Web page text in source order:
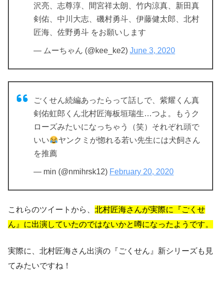
沢亮、志尊淳、間宮祥太朗、竹内涼真、新田真
剣佑、中川大志、磯村勇斗、伊藤健太郎、北村
匠海、佐野勇斗 をお願いします
— ムーちゃん (@kee_ke2) June 3, 2020
ごくせん続編あったらって話しで、紫耀くん真
剣佑虹郎くん北村匠海板垣瑞生…つよ。もうク
ローズみたいになっちゃう（笑）それぞれ頭で
いい
ヤンクミが惚れる若い先生には犬飼さん
を推薦
— min (@nmihrsk12) February 20, 2020
これらのツイートから、 北村匠海さんが実際に『ごくせ
ん』に出演していたのではないかと噂になったようです。
実際に、北村匠海さん出演の『ごくせん』新シリーズも見
てみたいですね！